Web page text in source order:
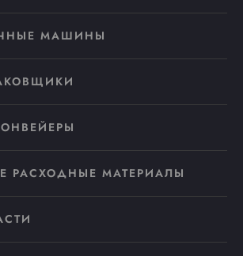
МАШИНЫ
РАСХОДНЫЕ МАТЕРИАЛЫ